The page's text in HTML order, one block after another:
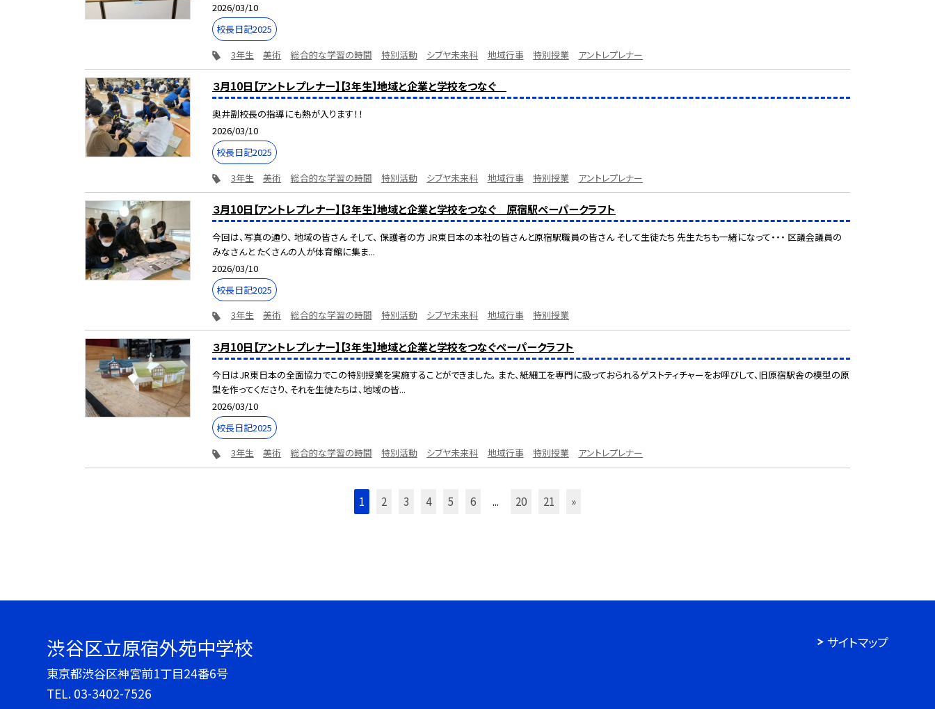
2026/03/10
校長日記2025
3年生
美術 総合的な学習の時間 特別活動 シブヤ未来科 地域行事 特別授業 アントレプレナー
３月10日【アントレプレナー】【3年生】地域と企業と学校をつなぐ
奥井副校長の指導にも熱が入ります！！
2026/03/10
校長日記2025
3年生
美術 総合的な学習の時間 特別活動 シブヤ未来科 地域行事 特別授業 アントレプレナー
３月10日【アントレプレナー】【3年生】地域と企業と学校をつなぐ 原宿駅ペーパークラフト
今回は、写真の通り、 地域の皆さん そして、 保護者の方 JR東日本の本社の皆さんと原宿駅職員の皆さん そして生徒たち 先生たちも一緒になって・・・ 区議会議員の
みなさんと たくさんの人が体育館に集ま...
2026/03/10
校長日記2025
3年生
美術 総合的な学習の時間 特別活動 シブヤ未来科 地域行事 特別授業
３月10日【アントレプレナー】【3年生】地域と企業と学校をつなぐペーパークラフト
今日はJR東日本の全面協力でこの特別授業を実施することができました。 また、紙細工を専門に扱っておられるゲストティチャーをお呼びして、旧原宿駅舎の模型の原
型を作ってくださり、それを生徒たちは、地域の皆...
2026/03/10
校長日記2025
3年生
美術 総合的な学習の時間 特別活動 シブヤ未来科 地域行事 特別授業 アントレプレナー
1 2 3 4 5 6 ... 20 21 »
渋谷区立原宿外苑中学校
東京都渋谷区神宮前1丁目24番6号
TEL. 03-3402-7526
サイトマップ